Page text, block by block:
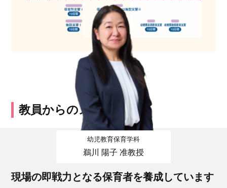
教員からのメッセージ
幼児教育保育学科
鵜川 陽子 准教授
現場の即戦力となる保育者を養成しています